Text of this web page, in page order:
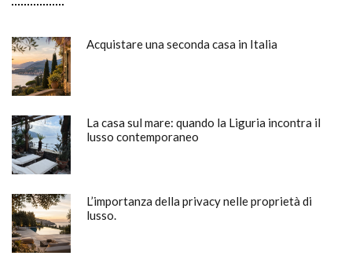
Acquistare una seconda casa in Italia
La casa sul mare: quando la Liguria incontra il
lusso contemporaneo
L’importanza della privacy nelle proprietà di
lusso.